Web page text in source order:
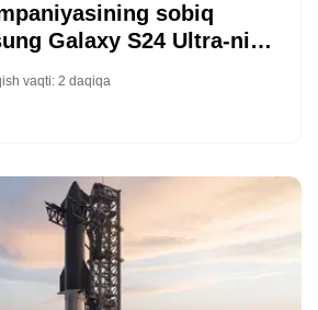
sobiq
Galaxy S24 Ultra-ni
vaqti: 2 daqiqa